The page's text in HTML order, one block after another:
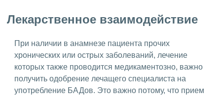
Лекарственное взаимодействие
При наличии в анамнезе пациента прочих
хронических или острых заболеваний, лечение
которых также проводится медикаментозно, важно
получить одобрение лечащего специалиста на
употребление БАДов. Это важно потому, что прием